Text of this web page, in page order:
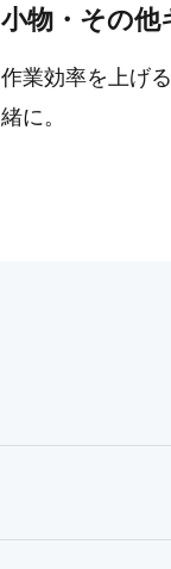
小物・その他
作業効率を上げ
緒に。